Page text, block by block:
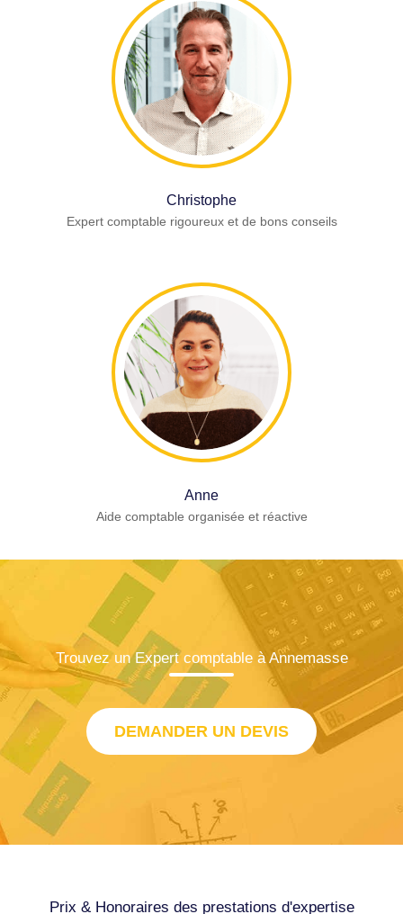
Christophe
Expert comptable rigoureux et de bons conseils
Anne
Aide comptable organisée et réactive
Trouvez un Expert comptable à Annemasse
DEMANDER UN DEVIS
Prix & Honoraires des prestations d'expertise